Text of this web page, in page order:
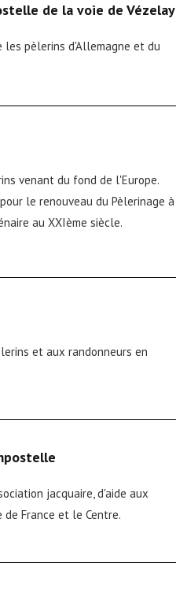
de la voie de Vézelay
les pèlerins d'Allemagne et du
venant du fond de l'Europe.
le renouveau du Pèlerinage à
au XXIème siècle.
et aux randonneurs en
jacquaire, d'aide aux
France et le Centre.